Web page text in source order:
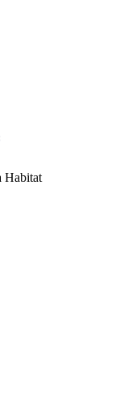
Habitat